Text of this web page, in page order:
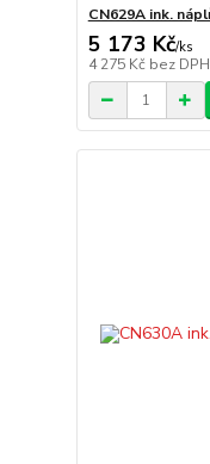
CN629A ink.
5 173 Kč/ks
4 275 Kč bez DPH